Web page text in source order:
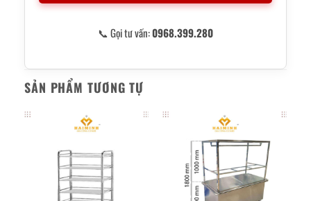
📞 Gọi tư vấn:0968.399.280
SẢN PHẨM TƯƠNG TỰ